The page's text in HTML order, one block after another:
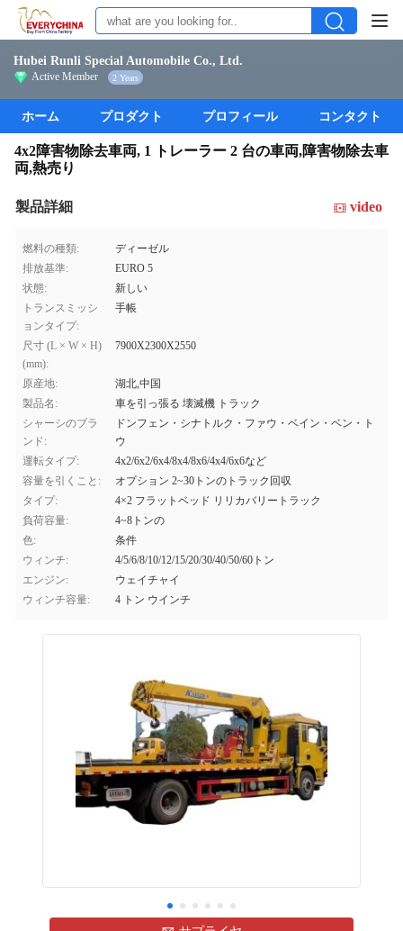
Hubei Runli Special Automobile Co., Ltd.
Active Member 2 Years
ホーム プロダクト プロフィール コンタクト
4x2障害物除去車両, 1 トレーラー 2 台の車両,障害物除去車
両,熱売り
製品詳細 video
燃料の種類:
ディーゼル
排放基準:
EURO 5
状態:
新しい
トランスミッシ
ョンタイプ:
手帳
尺寸 (L × W × H)
(mm):
7900X2300X2550
原産地:
湖北,中国
製品名:
車を引っ張る 壊滅機 トラック
シャーシのブラ
ンド:
ドンフェン・シナトルク・ファウ・ベイン・ベン・ト
ウ
運転タイプ:
4x2/6x2/6x4/8x4/8x6/4x4/6x6など
容量を引くこと:
オプション 2~30トンのトラック回収
タイプ:
4×2 フラットベッド リリカバリートラック
負荷容量:
4~8トンの
色:
条件
ウィンチ:
4/5/6/8/10/12/15/20/30/40/50/60トン
エンジン:
ウェイチャイ
ウィンチ容量:
4 トン ウインチ